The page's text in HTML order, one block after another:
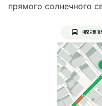
прямого солнечного